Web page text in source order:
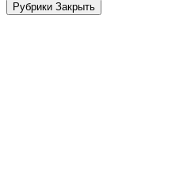
Рубрики Закрыть